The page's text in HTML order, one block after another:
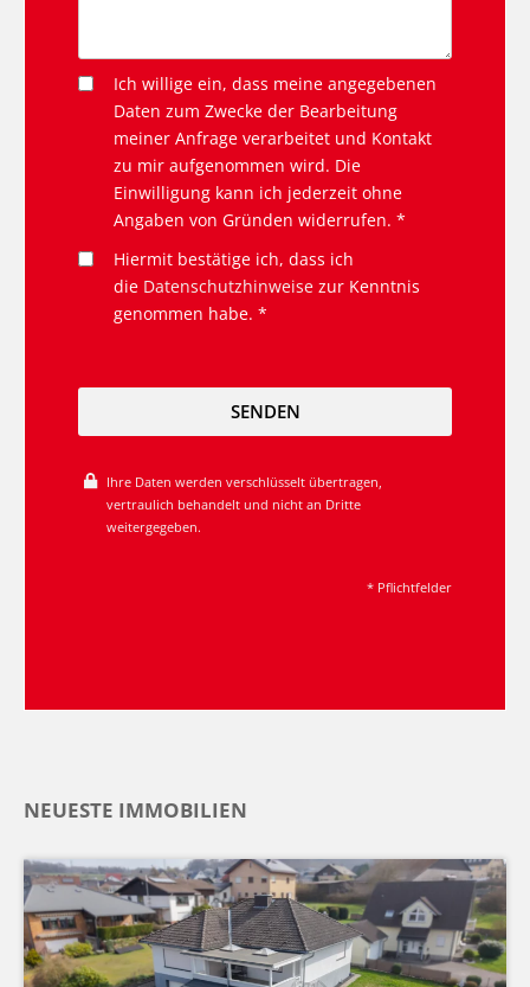
Ich willige ein, dass meine angegebenen
Daten zum Zwecke der Bearbeitung
meiner Anfrage verarbeitet und Kontakt
zu mir aufgenommen wird. Die
Einwilligung kann ich jederzeit ohne
Angaben von Gründen widerrufen. *
Hiermit bestätige ich, dass ich
die Datenschutzhinweise zur Kenntnis
genommen habe. *
SENDEN
Ihre Daten werden verschlüsselt übertragen,
vertraulich behandelt und nicht an Dritte
weitergegeben.
* Pflichtfelder
NEUESTE IMMOBILIEN